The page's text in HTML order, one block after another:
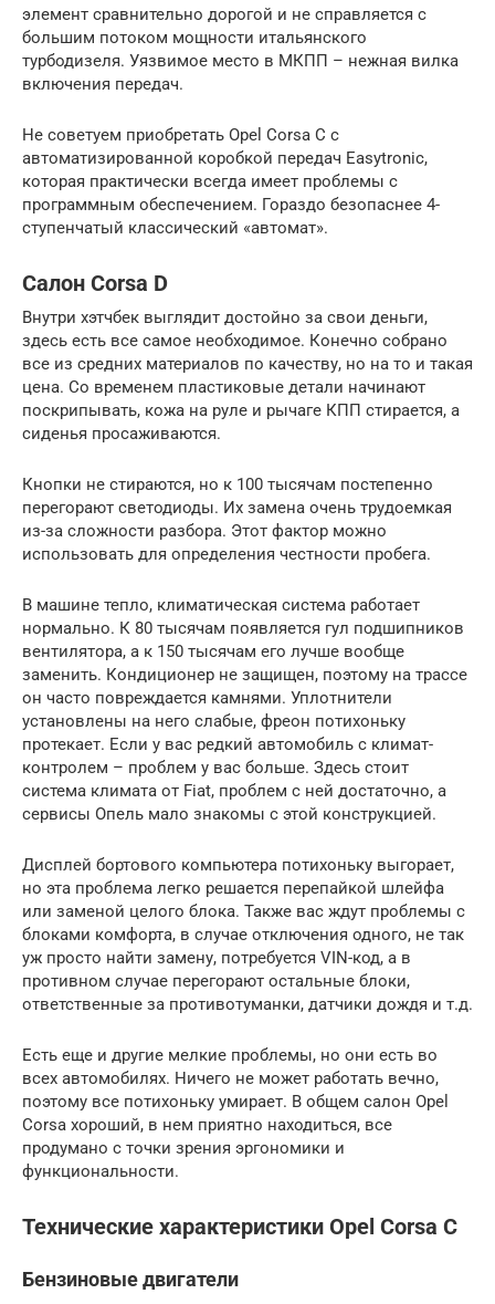
элемент сравнительно дорогой и не справляется с
большим потоком мощности итальянского
турбодизеля. Уязвимое место в МКПП – нежная вилка
включения передач.
Не советуем приобретать Opel Corsa C с
автоматизированной коробкой передач Easytronic,
которая практически всегда имеет проблемы с
программным обеспечением. Гораздо безопаснее 4-
ступенчатый классический «автомат».
Салон Corsa D
Внутри хэтчбек выглядит достойно за свои деньги,
здесь есть все самое необходимое. Конечно собрано
все из средних материалов по качеству, но на то и такая
цена. Со временем пластиковые детали начинают
поскрипывать, кожа на руле и рычаге КПП стирается, а
сиденья просаживаются.
Кнопки не стираются, но к 100 тысячам постепенно
перегорают светодиоды. Их замена очень трудоемкая
из-за сложности разбора. Этот фактор можно
использовать для определения честности пробега.
В машине тепло, климатическая система работает
нормально. К 80 тысячам появляется гул подшипников
вентилятора, а к 150 тысячам его лучше вообще
заменить. Кондиционер не защищен, поэтому на трассе
он часто повреждается камнями. Уплотнители
установлены на него слабые, фреон потихоньку
протекает. Если у вас редкий автомобиль с климат-
контролем – проблем у вас больше. Здесь стоит
система климата от Fiat, проблем с ней достаточно, а
сервисы Опель мало знакомы с этой конструкцией.
Дисплей бортового компьютера потихоньку выгорает,
но эта проблема легко решается перепайкой шлейфа
или заменой целого блока. Также вас ждут проблемы с
блоками комфорта, в случае отключения одного, не так
уж просто найти замену, потребуется VIN-код, а в
противном случае перегорают остальные блоки,
ответственные за противотуманки, датчики дождя и т.д.
Есть еще и другие мелкие проблемы, но они есть во
всех автомобилях. Ничего не может работать вечно,
поэтому все потихоньку умирает. В общем салон Opel
Corsa хороший, в нем приятно находиться, все
продумано с точки зрения эргономики и
функциональности.
Технические характеристики Opel Corsa C
Бензиновые двигатели